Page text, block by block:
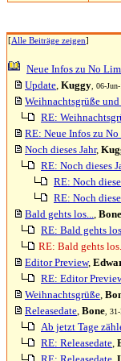
[Alle Beiträge zeigen]
Neue Infos zu No
Update, Kuggy , 06-
Weihnachtsgrüße
RE:
RE: Neue Infos zu
Noch dieses Jahr,
RE: Noch dieses
RE: Noch
RE: Noch
Bald gehts los..., Bone
RE: Bald gehts
RE: Bald gehts
Editor Preview,
RE: Editor
Weihnachtsgrüße,
Releasedate, Bone ,
Ab jetzt Tage
RE: Releasedate,